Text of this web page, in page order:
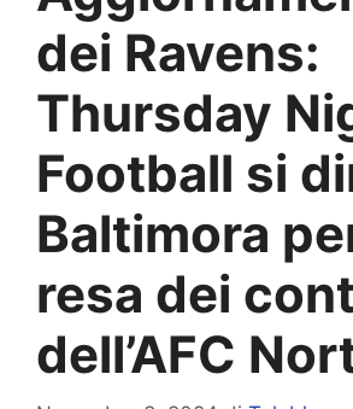
dei Ravens:
Thursday
Football si
Baltimora
resa dei
dell’AFC